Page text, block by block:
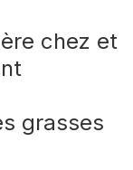
chez et
grasses